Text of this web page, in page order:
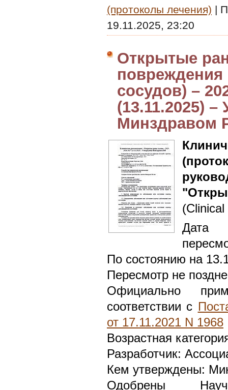
(протоколы лечения) |
19.11.2025, 23:20
Открытые
повреждения
сосудов) –
(13.11.2025)
Минздравом
Дата
По состоянию на
Пересмотр не
Официально
соответствии с
от 17.11.2021 N 1968
Возрастная
Разработчик:
Кем утверждены:
Одобрены